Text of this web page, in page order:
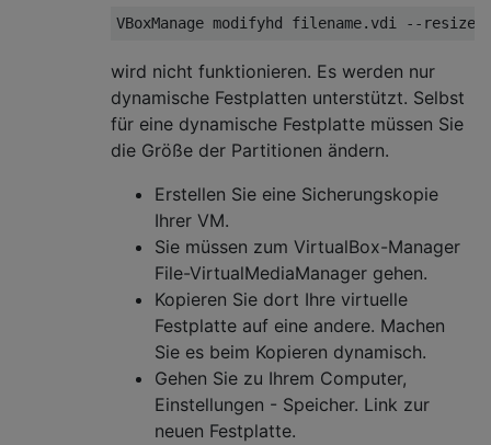
wird nicht funktionieren. Es werden nur
dynamische Festplatten unterstützt. Selbst
für eine dynamische Festplatte müssen Sie
die Größe der Partitionen ändern.
Erstellen Sie eine Sicherungskopie
Ihrer VM.
Sie müssen zum VirtualBox-Manager
File-VirtualMediaManager gehen.
Kopieren Sie dort Ihre virtuelle
Festplatte auf eine andere. Machen
Sie es beim Kopieren dynamisch.
Gehen Sie zu Ihrem Computer,
Einstellungen - Speicher. Link zur
neuen Festplatte.